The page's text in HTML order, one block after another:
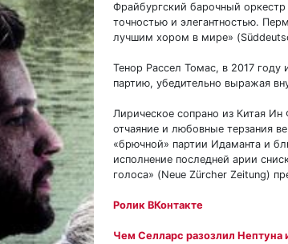
Фрайбургский барочный
точностью и элегантностью.
лучшим хором в мире»
Тенор Рассел Томас, в 2017 году
партию, убедительно выражая
Лирическое сопрано из Китая
отчаяние и любовные терзания
«брючной» партии Идаманта и
исполнение последней арии
голоса» (Neue Zürcher Zeitung)
Ролик ВКонтакте
Чем Селларс разозлил Нептуна